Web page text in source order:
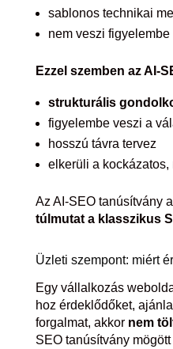
sablonos technikai
nem veszi
Ezzel szemben az AI-
strukturális
figyelembe veszi a
hosszú távra tervez
elkerüli a
Az AI-SEO tanúsítvány
túlmutat a klasszikus
Üzleti szempont: miért
Egy vállalkozás
hoz érdeklődőket,
forgalmat, akkor nem
SEO tanúsítvány